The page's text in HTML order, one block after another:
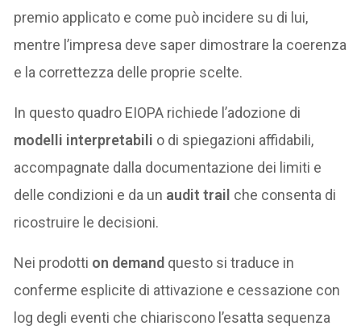
premio applicato e come può incidere su di lui,
mentre l’impresa deve saper dimostrare la coerenza
e la correttezza delle proprie scelte.
In questo quadro EIOPA richiede l’adozione di
modelli interpretabili o di spiegazioni affidabili,
accompagnate dalla documentazione dei limiti e
delle condizioni e da un audit trail che consenta di
ricostruire le decisioni.
Nei prodotti on demand questo si traduce in
conferme esplicite di attivazione e cessazione con
log degli eventi che chiariscono l’esatta sequenza